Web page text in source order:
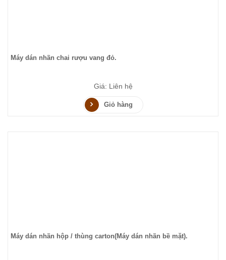
Máy dán nhãn chai rượu vang đỏ.
Giá: Liên hệ
Giỏ hàng
Máy dán nhãn hộp / thùng carton(Máy dán nhãn bề mặt).